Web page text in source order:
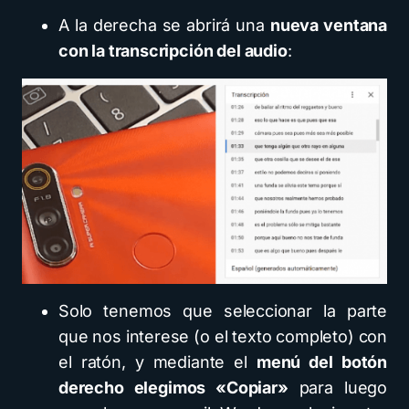
A la derecha se abrirá una nueva ventana
con la transcripción del audio:
Solo tenemos que seleccionar la parte
que nos interese (o el texto completo) con
el ratón, y mediante el menú del botón
derecho elegimos «Copiar» para luego